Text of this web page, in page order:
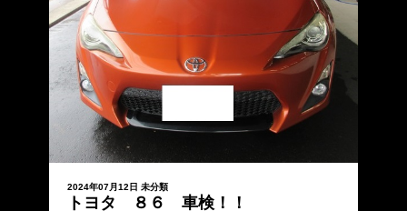
2024年07月12日 未分類
トヨタ ８６ 車検！！